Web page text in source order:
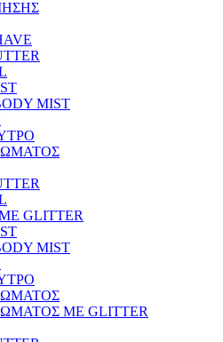
MIST
GLITTER
MIST
ΜΕ GLITTER